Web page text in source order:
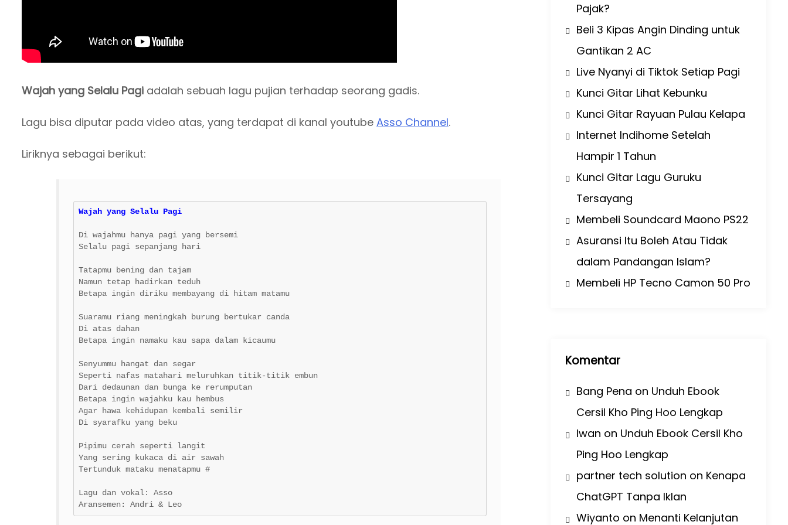
Wajah yang Selalu Pagi adalah sebuah lagu pujian terhadap seorang gadis.
Lagu bisa diputar pada video atas, yang terdapat di kanal youtube Asso Channel.
Liriknya sebagai berikut:
Wajah yang Selalu Pagi
Di wajahmu hanya pagi yang bersemi
Selalu pagi sepanjang hari
Tatapmu bening dan tajam
Namun tetap hadirkan teduh
Betapa ingin diriku membayang di hitam matamu
Suaramu riang meningkah burung bertukar canda
Di atas dahan
Betapa ingin namaku kau sapa dalam kicaumu
Senyummu hangat dan segar
Seperti nafas matahari meluruhkan titik-titik embun
Dari dedaunan dan bunga ke rerumputan
Betapa ingin wajahku kau hembus
Agar hawa kehidupan kembali semilir
Di syarafku yang beku
Pipimu cerah seperti langit
Yang sering kukaca di air sawah
Tertunduk mataku menatapmu #
Lagu dan vokal: Asso
Aransemen: Andri & Leo
Pajak?
Beli 3 Kipas Angin Dinding untuk
Gantikan 2 AC
Live Nyanyi di Tiktok Setiap Pagi
Kunci Gitar Lihat Kebunku
Kunci Gitar Rayuan Pulau Kelapa
Internet Indihome Setelah
Hampir 1 Tahun
Kunci Gitar Lagu Guruku
Tersayang
Membeli Soundcard Maono PS22
Asuransi Itu Boleh Atau Tidak
dalam Pandangan Islam?
Membeli HP Tecno Camon 50 Pro
Komentar
Bang Pena on Unduh Ebook
Cersil Kho Ping Hoo Lengkap
Iwan on Unduh Ebook Cersil Kho
Ping Hoo Lengkap
partner tech solution on Kenapa
ChatGPT Tanpa Iklan
Wiyanto on Menanti Kelanjutan